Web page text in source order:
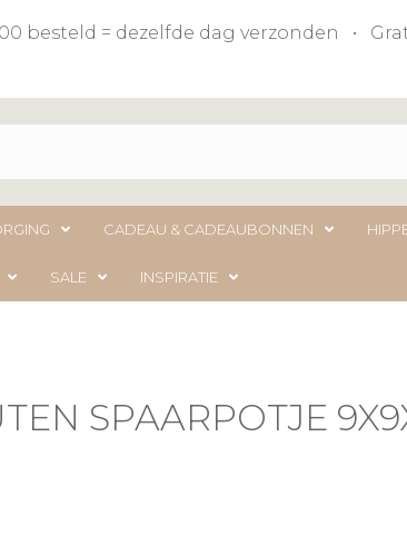
besteld = dezelfde dag verzonden •
CADEAU & CADEAUBONNEN
SALE INSPIRATIE
SPAARPOTJE